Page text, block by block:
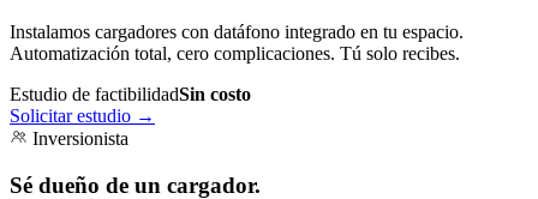
Instalamos cargadores con datáfono integrado en tu espacio.
Automatización total, cero complicaciones. Tú solo recibes.
Estudio de factibilidadSin costo
Solicitar estudio →
Inversionista
Sé dueño de un cargador.